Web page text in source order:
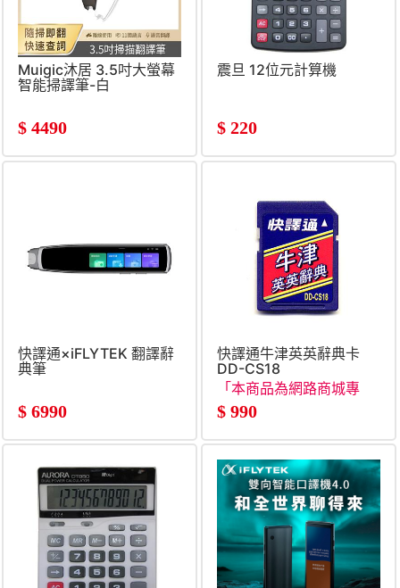
Muigic沐居 3.5吋大螢幕
智能掃譯筆-白
$ 4490
震旦 12位元計算機
$ 220
快譯通×iFLYTEK 翻譯辭
典筆
$ 6990
快譯通牛津英英辭典卡
DD-CS18
「本商品為網路商城專
賣」
$ 990